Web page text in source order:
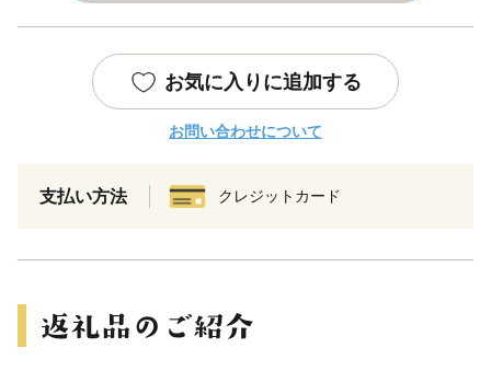
お気に入りに追加する
お問い合わせについて
支払い方法 クレジットカード